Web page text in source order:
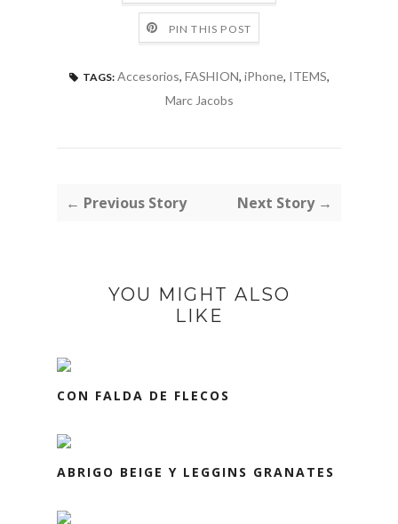
PIN THIS POST
TAGS: Accesorios, FASHION, iPhone, ITEMS,
Marc Jacobs
← Previous Story Next Story →
YOU MIGHT ALSO
LIKE
CON FALDA DE FLECOS
ABRIGO BEIGE Y LEGGINS GRANATES